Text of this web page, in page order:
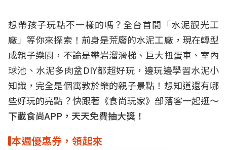
想帶孩子玩點不一樣的嗎？全台首間「水泥觀光工
廠」等你來探索！前身是荒廢的水泥工廠，現在轉型
成親子樂園，不論是攀岩溜滑梯、巨大扭蛋車、室內
球池、水泥多肉盆DIY都超好玩，邊玩邊學習水泥小
知識，完全是個寓教於樂的親子景點！想知道還有哪
些好玩的亮點？快跟著《食尚玩家》部落客一起逛～
下載食尚APP，天天免費抽大獎！
本週優惠券，領起來